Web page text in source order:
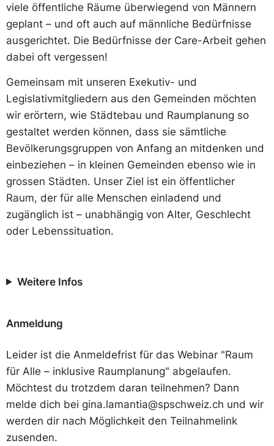
viele öffentliche Räume überwiegend von Männern
geplant – und oft auch auf männliche Bedürfnisse
ausgerichtet. Die Bedürfnisse der Care-Arbeit gehen
dabei oft vergessen!
Gemeinsam mit unseren Exekutiv- und
Legislativmitgliedern aus den Gemeinden möchten
wir erörtern, wie Städtebau und Raumplanung so
gestaltet werden können, dass sie sämtliche
Bevölkerungsgruppen von Anfang an mitdenken und
einbeziehen – in kleinen Gemeinden ebenso wie in
grossen Städten. Unser Ziel ist ein öffentlicher
Raum, der für alle Menschen einladend und
zugänglich ist – unabhängig von Alter, Geschlecht
oder Lebenssituation.
Weitere Infos
Anmeldung
Leider ist die Anmeldefrist für das Webinar "Raum
für Alle – inklusive Raumplanung" abgelaufen.
Möchtest du trotzdem daran teilnehmen? Dann
melde dich bei gina.lamantia@spschweiz.ch und wir
werden dir nach Möglichkeit den Teilnahmelink
zusenden.